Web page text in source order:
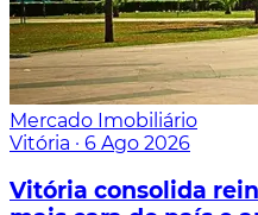
Mercado Imobiliário
Vitória · 6 Ago 2026
Vitória consolida